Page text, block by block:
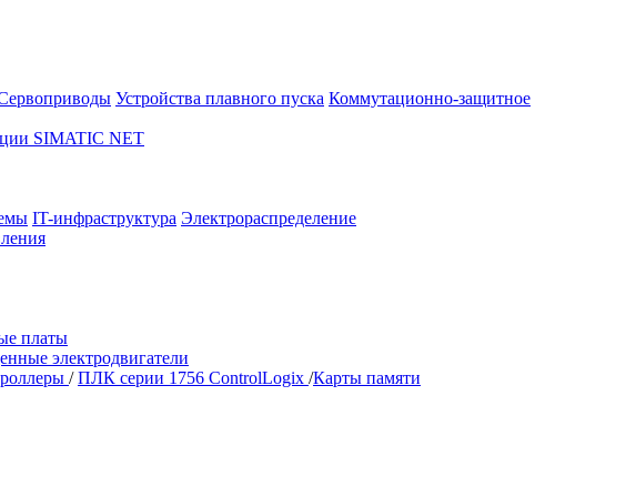
Устройства плавного пуска Коммутационно-защитное
SIMATIC NET
IT-инфраструктура Электрораспределение
платы
электродвигатели
/ ПЛК серии 1756 ControlLogix /Карты памяти